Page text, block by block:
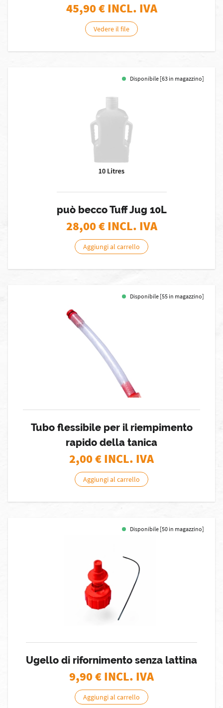
45,90€ INCL. IVA
Vedere il file
Disponibile [63 in magazzino]
può becco Tuff Jug 10L
28,00€ INCL. IVA
Aggiungi al carrello
Disponibile [55 in magazzino]
Tubo flessibile per il riempimento
rapido della tanica
2,00€ INCL. IVA
Aggiungi al carrello
Disponibile [50 in magazzino]
Ugello di rifornimento senza lattina
9,90€ INCL. IVA
Aggiungi al carrello